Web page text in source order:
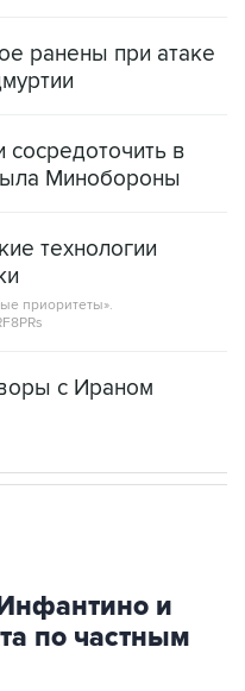
ранены при атаке
в
Минобороны
технологии
приоритеты».
с Ираном
и
по частным